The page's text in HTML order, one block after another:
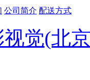
公司简介 配送方式
觉(北